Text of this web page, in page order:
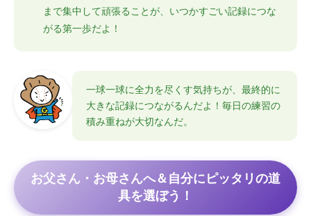
まで集中して頑張ることが、いつかすごい記録につな
がる第一歩だよ！
一球一球に全力を尽くす気持ちが、最終的に
大きな記録につながるんだよ！毎日の練習の
積み重ねが大切なんだ。
お父さん・お母さんへ＆自分にピッタリの道
具を選ぼう！